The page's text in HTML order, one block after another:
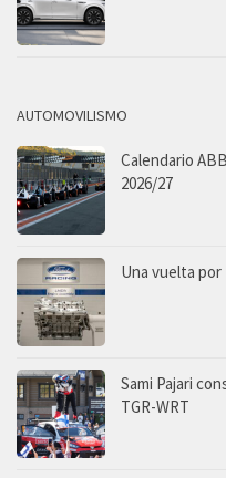
AUTOMOVILISMO
Calendario
2026/27
Una vuelta por
Sami Pajari
TGR-WRT